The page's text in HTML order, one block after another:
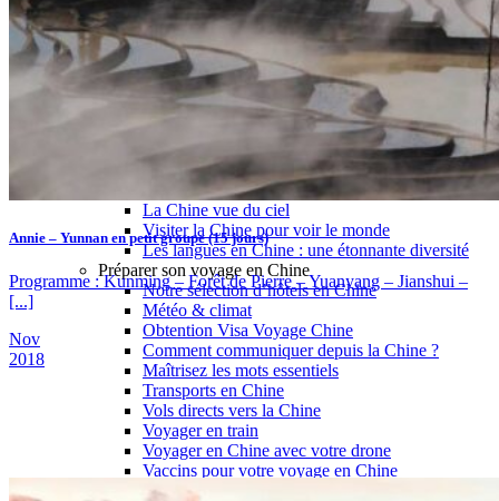
Voyages d’affaires en Chine
Voyage scolaire et culturel en Chine
La Chine & ses secrets
Présentation de la Chine
Cuisines de Chine
Les Minorités Ethniques Chinoises
Fêtes traditionnelles & vacances en Chine
Les signes astrologiques Chinois
Les plus belles montagnes de Chine
Les plus belles balades de Chine
La Chine vue du ciel
Visiter la Chine pour voir le monde
Les langues en Chine : une étonnante diversité
Préparer son voyage en Chine
Notre sélection d’hôtels en Chine
Météo & climat
Obtention Visa Voyage Chine
Comment communiquer depuis la Chine ?
Maîtrisez les mots essentiels
Transports en Chine
Vols directs vers la Chine
Voyager en train
Voyager en Chine avec votre drone
Vaccins pour votre voyage en Chine
Mal des montagnes
Annie – Yunnan en petit groupe (15 jours)
Programme : Kunming – Forêt de Pierre – Yuanyang – Jianshui –
[...]
Nov
2018